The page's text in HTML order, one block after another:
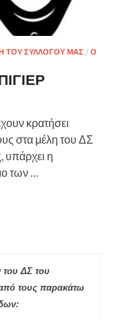
ΤΟΥ ΣΥΛΛΟΓΟΥ ΜΑΣ / Ο
κρατήσει
στα μέλη του ΔΣ
υπάρχει η
των …
του ΔΣ του
τους παρακάτω